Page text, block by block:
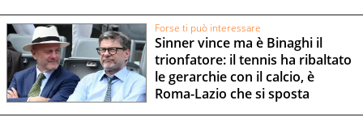
Forse ti può interessare
Sinner vince ma è Binaghi il
trionfatore: il tennis ha ribaltato
le gerarchie con il calcio, è
Roma-Lazio che si sposta